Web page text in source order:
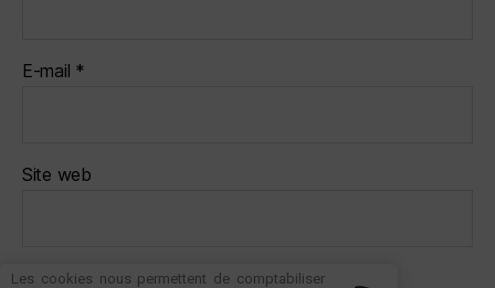
E-mail *
Site web
Les cookies nous permettent de comptabiliser